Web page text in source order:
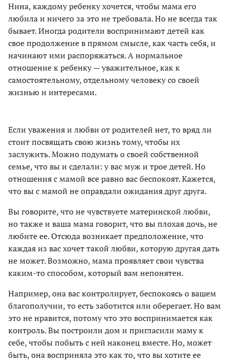
Нина, каждому ребенку хочется, чтобы мама его
любила и ничего за это не требовала. Но не всегда так
бывает. Иногда родители воспринимают детей как
свое продолжение в прямом смысле, как часть себя, и
начинают ими распоряжаться. А нормальное
отношение к ребенку — уважительное, как к
самостоятельному, отдельному человеку со своей
жизнью и интересами.
Если уважения и любви от родителей нет, то вряд ли
стоит посвящать свою жизнь тому, чтобы их
заслужить. Можно подумать о своей собственной
семье, что вы и сделали: у вас муж и трое детей. Но
отношения с мамой все равно вас беспокоят. Кажется,
что вы с мамой не оправдали ожидания друг друга.
Вы говорите, что не чувствуете материнской любви,
но также и ваша мама говорит, что вы плохая дочь, не
любите ее. Отсюда возникает предположение, что
каждая из вас хочет такой любви, которую другая дать
не может. Возможно, мама проявляет свои чувства
каким-то способом, который вам непонятен.
Например, она вас контролирует, беспокоясь о вашем
благополучии, то есть заботится или оберегает. Но вам
это не нравится, потому что это воспринимается как
контроль. Вы построили дом и пригласили маму к
себе, чтобы побыть с ней наконец вместе. Но, может
быть, она восприняла это как то, что вы хотите ее